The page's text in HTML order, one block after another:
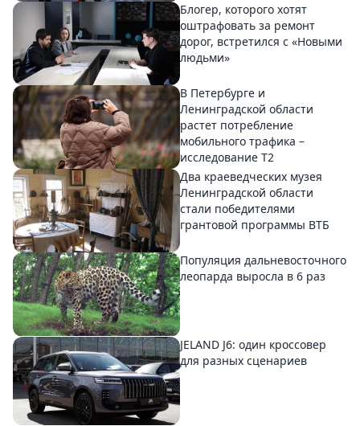
Блогер, которого хотят
оштрафовать за ремонт
дорог, встретился с «Новыми
людьми»
В Петербурге и
Ленинградской области
растет потребление
мобильного трафика –
исследование T2
Два краеведческих музея
Ленинградской области
стали победителями
грантовой программы ВТБ
Популяция дальневосточного
леопарда выросла в 6 раз
JELAND J6: один кроссовер
для разных сценариев